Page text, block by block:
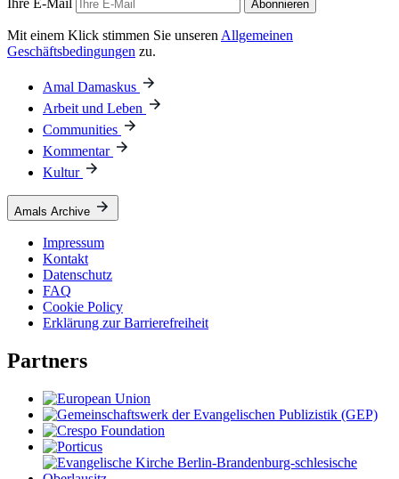
Ihre E-Mail Abonnieren
Mit einem Klick stimmen Sie unseren Allgemeinen
Geschäftsbedingungen zu.
Amal Damaskus
Arbeit und Leben
Communities
Kommentar
Kultur
Amals Archive
Impressum
Kontakt
Datenschutz
FAQ
Cookie Policy
Erklärung zur Barrierefreiheit
Partners